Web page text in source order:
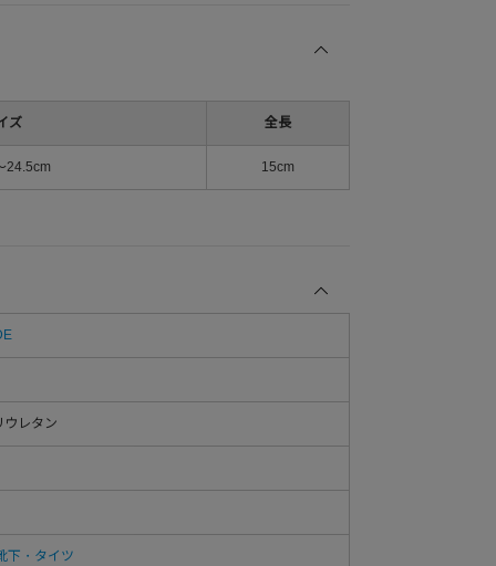
ズ 全長
24.5cm 15cm
ウレタン
下・タイツ